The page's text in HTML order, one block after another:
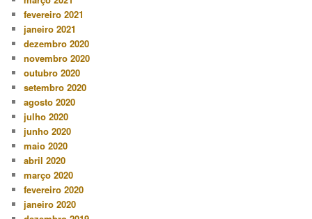
fevereiro 2021
janeiro 2021
dezembro 2020
novembro 2020
outubro 2020
setembro 2020
agosto 2020
julho 2020
junho 2020
maio 2020
abril 2020
março 2020
fevereiro 2020
janeiro 2020